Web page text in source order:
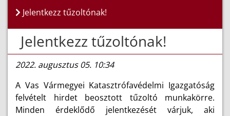
Jelentkezz tűzoltónak!
Jelentkezz tűzoltónak!
2022. augusztus 05. 10:34
A Vas Vármegyei Katasztrófavédelmi Igazgatóság
felvételt hirdet beosztott tűzoltó munkakörre.
Minden érdeklődő jelentkezését várjuk, aki